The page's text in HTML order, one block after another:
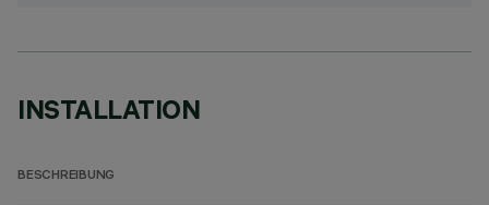
INSTALLATION
BESCHREIBUNG